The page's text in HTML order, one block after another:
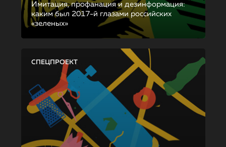
Имитация, профанация и дезинформация:
каким был 2017-й глазами российских
«зеленых»
СПЕЦПРОЕКТ